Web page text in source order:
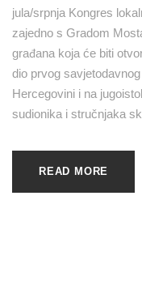
jula/srpnja Kongres
zajedno s Gradom
građana koja će biti
dio prvog
Hercegovini i na
sudionika i stručnjaka
READ MORE